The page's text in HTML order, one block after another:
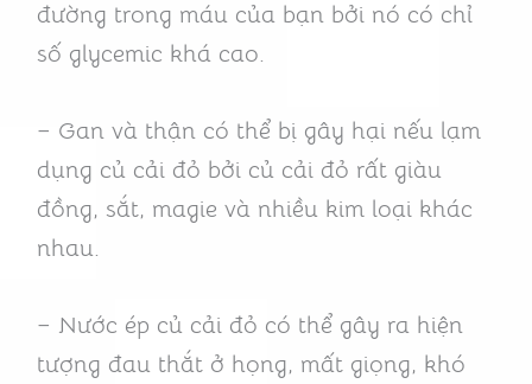
đường trong máu của bạn bởi nó có chỉ
số glycemic khá cao.
– Gan và thận có thể bị gây hại nếu lạm
dụng củ cải đỏ bởi củ cải đỏ rất giàu
đồng, sắt, magie và nhiều kim loại khác
nhau.
– Nước ép củ cải đỏ có thể gây ra hiện
tượng đau thắt ở họng, mất giọng, khó